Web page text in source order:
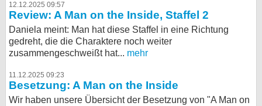
12.12.2025 09:57
Review: A Man on the Inside, Staffel 2
Daniela meint: Man hat diese Staffel in eine Richtung
gedreht, die die Charaktere noch weiter
zusammengeschweißt hat... mehr
11.12.2025 09:23
Besetzung: A Man on the Inside
Wir haben unsere Übersicht der Besetzung von "A Man on